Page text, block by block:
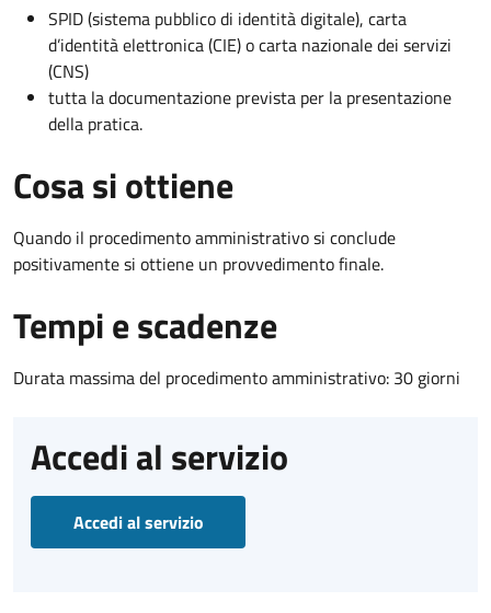
SPID (sistema pubblico di identità digitale), carta
d’identità elettronica (CIE) o carta nazionale dei servizi
(CNS)
tutta la documentazione prevista per la presentazione
della pratica.
Cosa si ottiene
Quando il procedimento amministrativo si conclude
positivamente si ottiene un provvedimento finale.
Tempi e scadenze
Durata massima del procedimento amministrativo: 30 giorni
Accedi al servizio
Accedi al servizio